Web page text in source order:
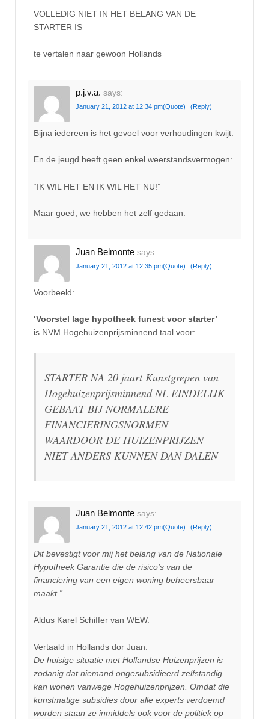
VOLLEDIG NIET IN HET BELANG VAN DE
STARTER IS
te vertalen naar gewoon Hollands
p.j.v.a. says:
January 21, 2012 at 12:34 pm(Quote) (Reply)
Bijna iedereen is het gevoel voor verhoudingen kwijt.
En de jeugd heeft geen enkel weerstandsvermogen:
“IK WIL HET EN IK WIL HET NU!”
Maar goed, we hebben het zelf gedaan.
Juan Belmonte says:
January 21, 2012 at 12:35 pm(Quote) (Reply)
Voorbeeld:
‘Voorstel lage hypotheek funest voor starter’
is NVM Hogehuizenprijsminnend taal voor:
STARTER NA 20 jaart Kunstgrepen van
Hogehuizenprijsminnend NL EINDELIJK
GEBAAT BIJ NORMALERE
FINANCIERINGSNORMEN
WAARDOOR DE HUIZENPRIJZEN
NIET ANDERS KUNNEN DAN DALEN
Juan Belmonte says:
January 21, 2012 at 12:42 pm(Quote) (Reply)
Dit bevestigt voor mij het belang van de Nationale
Hypotheek Garantie die de risico’s van de
financiering van een eigen woning beheersbaar
maakt.”
Aldus Karel Schiffer van WEW.
Vertaald in Hollands dor Juan:
De huisige situatie met Hollandse Huizenprijzen is
zodanig dat niemand ongesubsidieerd zelfstandig
kan wonen vanwege Hogehuizenprijzen. Omdat die
kunstmatige subsidies door alle experts verdoemd
worden staan ze inmiddels ook voor de politiek op